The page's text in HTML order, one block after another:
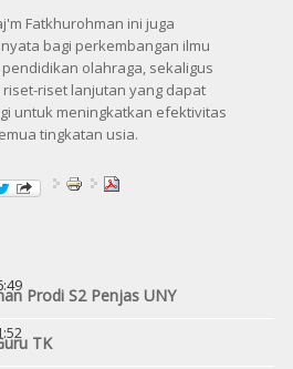
Fatkhurohman ini juga
bagi perkembangan ilmu
olahraga, sekaligus
riset lanjutan yang dapat
untuk meningkatkan efektivitas
tingkatan usia.
Prodi S2 Penjas UNY
TK